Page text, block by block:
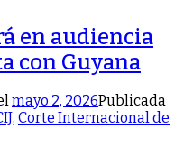
en audiencia
con Guyana
mayo 2, 2026Publicada
, Corte Internacional de